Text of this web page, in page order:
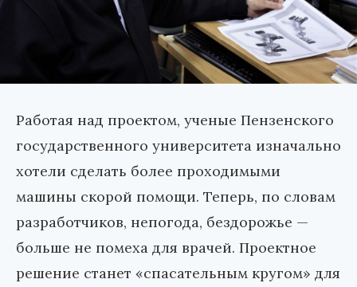
Работая над проектом, ученые Пензенского
государственного университета изначально
хотели сделать более проходимыми
машины скорой помощи. Теперь, по словам
разработчиков, непогода, бездорожье —
больше не помеха для врачей. Проектное
решение станет «спасательным кругом» для